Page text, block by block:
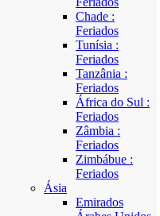
Chade :
Feriados
Tunísia :
Feriados
Tanzânia :
Feriados
África do Sul :
Feriados
Zâmbia :
Feriados
Zimbábue :
Feriados
Ásia
Emirados